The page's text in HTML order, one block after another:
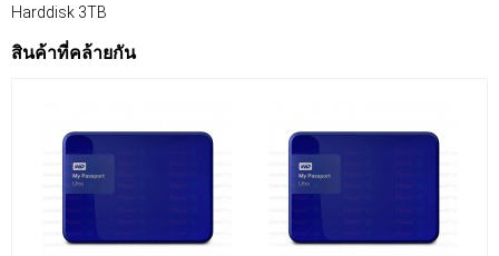
Harddisk 3TB
สินค้าที่คล้ายกัน